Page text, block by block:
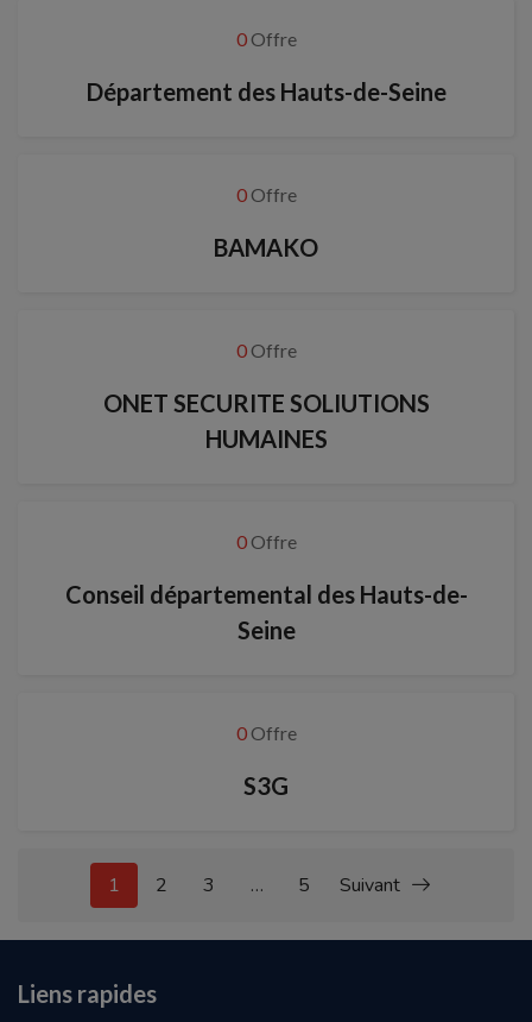
0Offre
Département des Hauts-de-Seine
0Offre
BAMAKO
0Offre
ONET SECURITE SOLIUTIONS
HUMAINES
0Offre
Conseil départemental des Hauts-de-
Seine
0Offre
S3G
1 2 3 … 5 Suivant
Liens rapides